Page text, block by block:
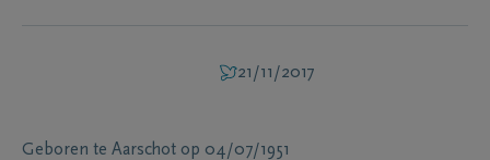
21/11/2017
Geboren te Aarschot op 04/07/1951